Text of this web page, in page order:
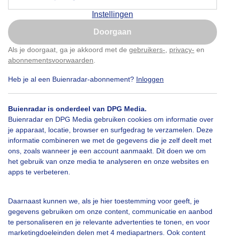
Instellingen
Doorgaan
Als je doorgaat, ga je akkoord met de gebruikers- privacy- en
abonnementsvoorwaarden
Heb je al een Buienradar-abonnement? Inloggen
Buienradar is onderdeel van DPG Media.
Buienradar en DPG Media gebruiken cookies om informatie over
je apparaat, locatie, browser en surfgedrag te verzamelen. Deze
informatie combineren we met de gegevens die je zelf deelt met
ons, zoals wanneer je een account aanmaakt. Dit doen we om
het gebruik van onze media te analyseren en onze websites en
apps te verbeteren.
Daarnaast kunnen we, als je hier toestemming voor geeft, je
gegevens gebruiken om onze content, communicatie en aanbod
te personaliseren en je relevante advertenties te tonen, en voor
marketingdoeleinden delen met 4 mediapartners. Ook content
Door: Jos Hendriks Gemaakt: 10-02-2026, 29x bekeken
Bermbloeiers Winter
Een moment geduld aub...
Nu niet, misschien later
Klik hierom dit aan te passen